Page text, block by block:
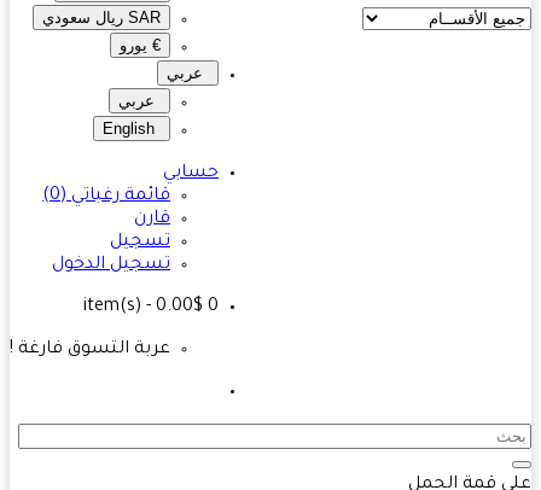
SAR ريال سعودي
€ يورو
عربي
عربي
English
حسابي
قائمة رغباتي (0)
قارن
تسجيل
تسجيل الدخول
item(s)
- 0.00$
عربة التسوق فارغة !
قمة الجمل